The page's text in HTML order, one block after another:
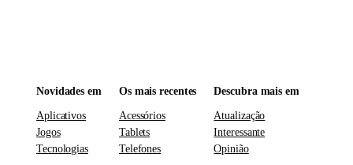
Novidades em
Aplicativos
Jogos
Tecnologias
Os mais recentes
Acessórios
Tablets
Telefones
Descubra mais em
Atualização
Interessante
Opinião